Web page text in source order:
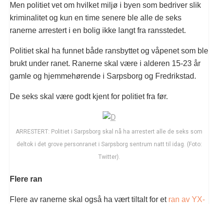
Men politiet vet om hvilket miljø i byen som bedriver slik
kriminalitet og kun en time senere ble alle de seks
ranerne arrestert i en bolig ikke langt fra ransstedet.
Politiet skal ha funnet både ransbyttet og våpenet som ble
brukt under ranet. Ranerne skal være i alderen 15-23 år
gamle og hjemmehørende i Sarpsborg og Fredrikstad.
De seks skal være godt kjent for politiet fra før.
ARRESTERT: Politiet i Sarpsborg skal nå ha arrestert alle de seks som
deltok i det grove personranet i Sarpsborg sentrum natt til idag. (Foto:
Twitter).
Flere ran
Flere av ranerne skal også ha vært tiltalt for et ran av YX-